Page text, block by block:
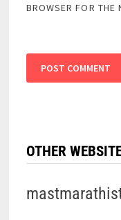
BROWSER FOR THE
OTHER